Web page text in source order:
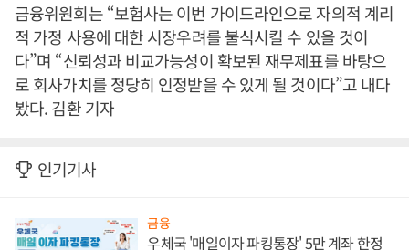
금융위원회는 “보험사는 이번 가이드라인으로 자의적 계리
적 가정 사용에 대한 시장우려를 불식시킬 수 있을 것이
다”며 “신뢰성과 비교가능성이 확보된 재무제표를 바탕으
로 회사가치를 정당히 인정받을 수 있게 될 것이다”고 내다
봤다. 김환 기자
인기기사
금융
우체국 '매일이자 파킹통장' 5만 계좌 한정